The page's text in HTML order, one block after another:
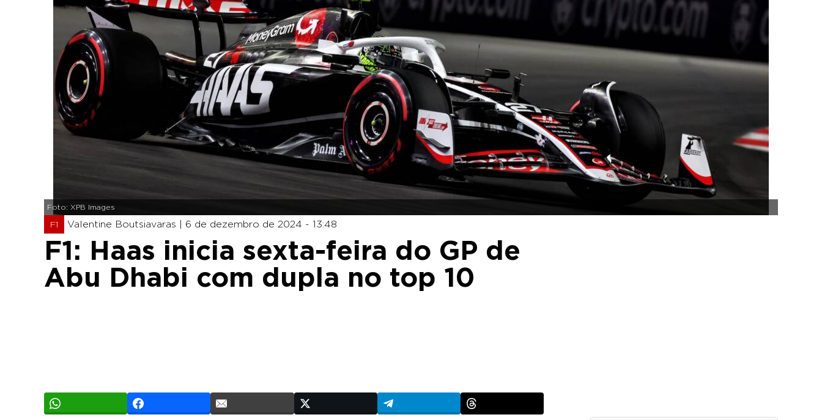
Foto: XPB Images
F1 Valentine Boutsiavaras | 6 de dezembro de 2024 - 13:48
F1: Haas inicia sexta-feira do GP de
Abu Dhabi com dupla no top 10